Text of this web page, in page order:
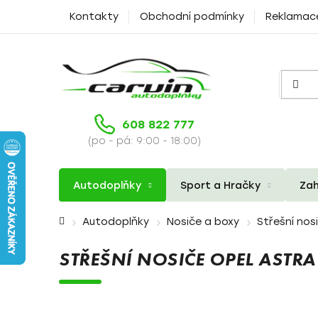
Kontakty Obchodní podmínky
608 822 777
(po - pá: 9:00 - 18:00)
Autodoplňky Sport a Hračky
Domů Autodoplňky Nosiče a boxy Střešní
STŘEŠNÍ NOSIČE OPEL